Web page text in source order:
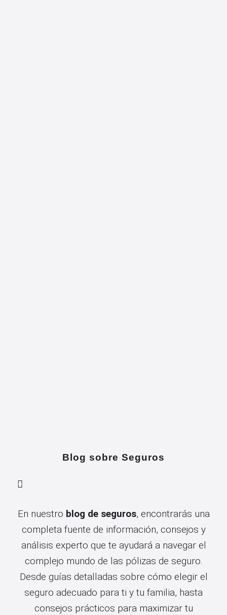
Blog sobre Seguros
En nuestro blog de seguros, encontrarás una
completa fuente de información, consejos y
análisis experto que te ayudará a navegar el
complejo mundo de las pólizas de seguro.
Desde guías detalladas sobre cómo elegir el
seguro adecuado para ti y tu familia, hasta
consejos prácticos para maximizar tu